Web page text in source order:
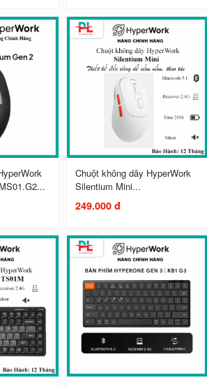
Chuột không dây HyperWork
Silentium Mini...
249.000 đ